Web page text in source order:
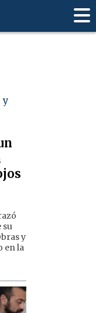
su
y
en la